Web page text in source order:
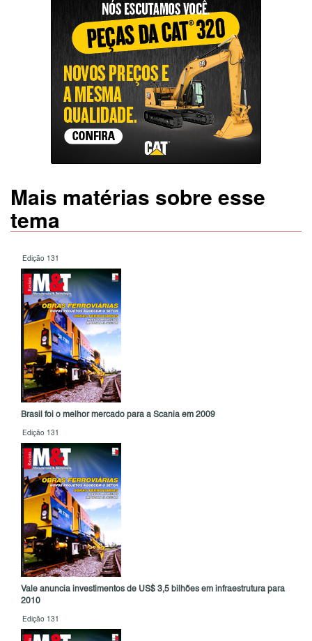
Mais matérias sobre esse
tema
Edição 131
Brasil foi o melhor mercado para a Scania em 2009
Edição 131
Vale anuncia investimentos de US$ 3,5 bilhões em infraestrutura para
2010
Edição 131